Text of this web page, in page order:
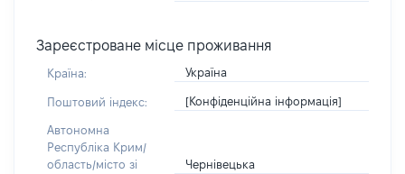
Зареєстроване місце проживання
Країна: Україна
Поштовий індекс: [Конфіденційна інформація]
Автономна
Республіка Крим/
область/місто зі
Чернівецька